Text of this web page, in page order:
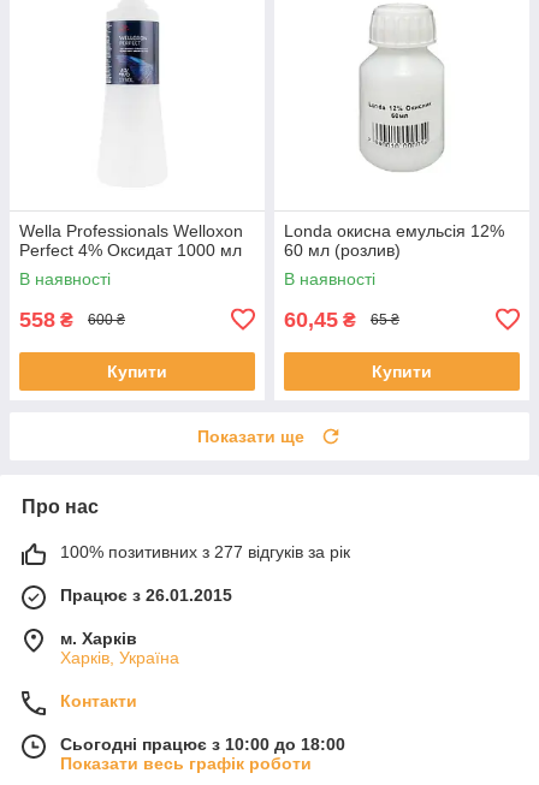
Wella Professionals Welloxon
Perfect 4% Оксидат 1000 мл
В наявності
558 ₴ 600 ₴
Купити
Londa окисна емульсія 12%
60 мл (розлив)
В наявності
60,45 ₴ 65 ₴
Купити
Показати ще
Про нас
100% позитивних з 277 відгуків за рік
Працює з 26.01.2015
м. Харків
Харків, Україна
Контакти
Сьогодні працює з 10:00 до 18:00
Показати весь графік роботи